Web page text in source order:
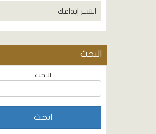
انشــر إبداعك
البحث
البحث